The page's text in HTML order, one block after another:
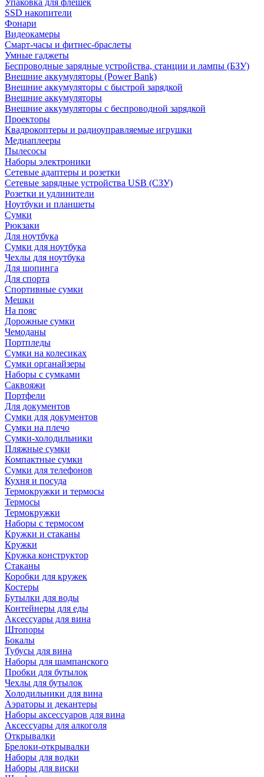
Упаковка для флешек
SSD накопители
Фонари
Видеокамеры
Смарт-часы и фитнес-браслеты
Умные гаджеты
Беспроводные зарядные устройства, станции и лампы (БЗУ)
Внешние аккумуляторы (Power Bank)
Внешние аккумуляторы с быстрой зарядкой
Внешние аккумуляторы
Внешние аккумуляторы с беспроводной зарядкой
Проекторы
Квадрокоптеры и радиоуправляемые игрушки
Медиаплееры
Пылесосы
Наборы электроники
Сетевые адаптеры и розетки
Сетевые зарядные устройства USB (СЗУ)
Розетки и удлинители
Ноутбуки и планшеты
Сумки
Рюкзаки
Для ноутбука
Сумки для ноутбука
Чехлы для ноутбука
Для шопинга
Для спорта
Спортивные сумки
Мешки
На пояс
Дорожные сумки
Чемоданы
Портпледы
Сумки на колесиках
Сумки органайзеры
Наборы с сумками
Саквояжи
Портфели
Для документов
Сумки для документов
Сумки на плечо
Сумки-холодильники
Пляжные сумки
Компактные сумки
Сумки для телефонов
Кухня и посуда
Термокружки и термосы
Термосы
Термокружки
Наборы с термосом
Кружки и стаканы
Кружки
Кружка конструктор
Стаканы
Коробки для кружек
Костеры
Бутылки для воды
Контейнеры для еды
Аксессуары для вина
Штопоры
Бокалы
Тубусы для вина
Наборы для шампанского
Пробки для бутылок
Чехлы для бутылок
Холодильники для вина
Аэраторы и декантеры
Наборы аксессуаров для вина
Аксессуары для алкоголя
Открывалки
Брелоки-открывалки
Наборы для водки
Наборы для виски